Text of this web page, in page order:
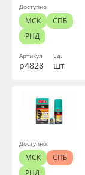
Артикул
р4828
Ед.
шт
Доступно
МСК
СПБ
РНД
Доступно
МСК
СПБ
РНД